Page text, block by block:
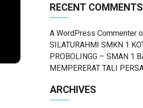
RECENT COMMENTS
A WordPress Commenter
SILATURAHMI SMKN 1
PROBOLINGG – SMAN 1
MEMPERERAT TALI
ARCHIVES